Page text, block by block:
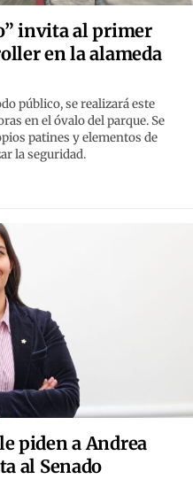
invita al primer
en la alameda
público, se realizará este
en el óvalo del parque. Se
patines y elementos de
la seguridad.
piden a Andrea
al Senado